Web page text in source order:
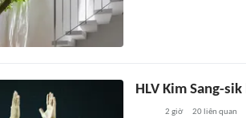
HLV Kim Sang-
2 giờ 20liên quan